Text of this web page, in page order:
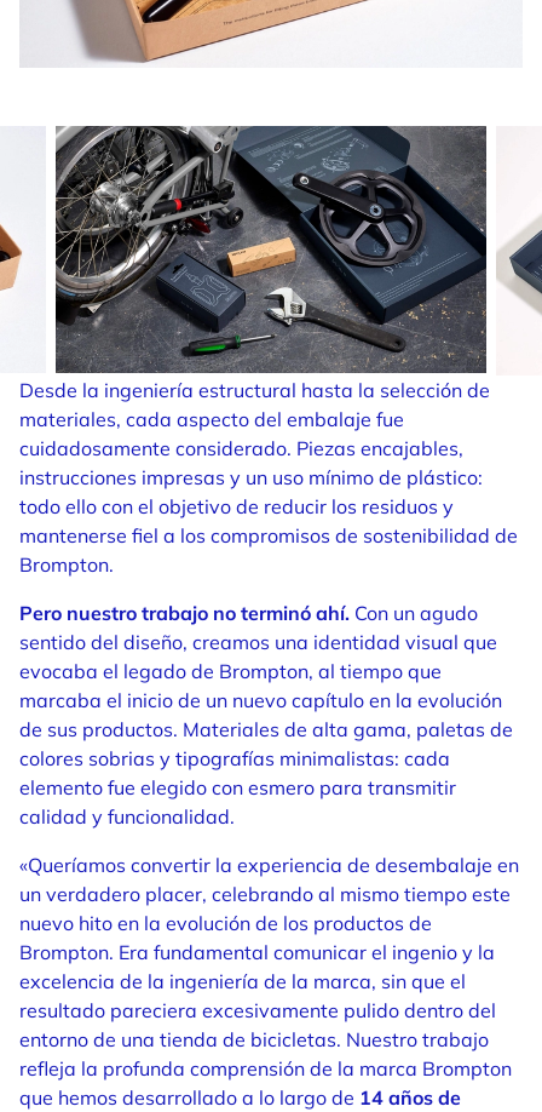
Desde la ingeniería estructural hasta la selección de
materiales, cada aspecto del embalaje fue
cuidadosamente considerado. Piezas encajables,
instrucciones impresas y un uso mínimo de plástico:
todo ello con el objetivo de reducir los residuos y
mantenerse fiel a los compromisos de sostenibilidad de
Brompton.
Pero nuestro trabajo no terminó ahí. Con un agudo
sentido del diseño, creamos una identidad visual que
evocaba el legado de Brompton, al tiempo que
marcaba el inicio de un nuevo capítulo en la evolución
de sus productos. Materiales de alta gama, paletas de
colores sobrias y tipografías minimalistas: cada
elemento fue elegido con esmero para transmitir
calidad y funcionalidad.
«Queríamos convertir la experiencia de desembalaje en
un verdadero placer, celebrando al mismo tiempo este
nuevo hito en la evolución de los productos de
Brompton. Era fundamental comunicar el ingenio y la
excelencia de la ingeniería de la marca, sin que el
resultado pareciera excesivamente pulido dentro del
entorno de una tienda de bicicletas. Nuestro trabajo
refleja la profunda comprensión de la marca Brompton
que hemos desarrollado a lo largo de 14 años de